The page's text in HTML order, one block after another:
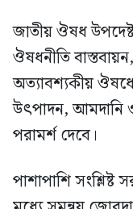
জাতীয় ঔষধ
ঔষধনীতি
অত্যাবশ্যকীয়
উৎপাদন, আমদানি ও
পরামর্শ দেবে।
পাশাপাশি সংশ্লিষ্ট